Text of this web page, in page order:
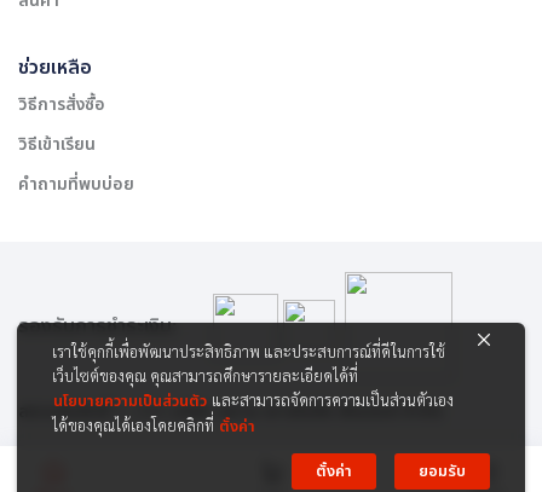
ช่วยเหลือ
วิธีการสั่งซื้อ
วิธีเข้าเรียน
คำถามที่พบบ่อย
สงวนลิขสิทธิ์ © 2565 บริษัท สยาม เคาเซิลลิ่ง เซ็นเตอร์ จำกัด
รองรับการชำระเงิน:
เราใช้คุกกี้เพื่อพัฒนาประสิทธิภาพ และประสบการณ์ที่ดีในการใช้
เว็บไซต์ของคุณ คุณสามารถศึกษารายละเอียดได้ที่
นโยบายความเป็นส่วนตัว และสามารถจัดการความเป็นส่วนตัวเอง
ได้ของคุณได้เองโดยคลิกที่ ตั้งค่า
ตั้งค่า
ยอมรับ